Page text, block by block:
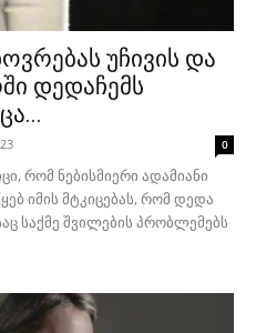
უჩივის და
დედაჩემს
0
რომ ნებისმიერი ადამიანი
იმის მტკიცებას, რომ დედა
საქმე შვილების პრობლემებს